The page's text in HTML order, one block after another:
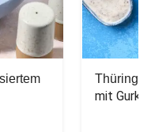
mit